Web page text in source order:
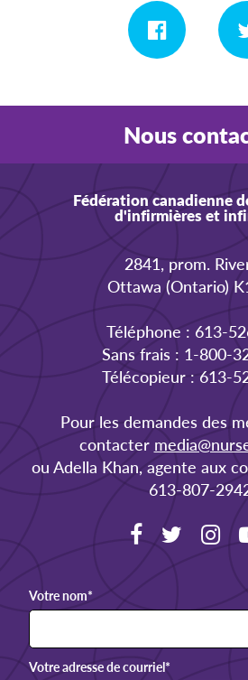
Nous
Fédération canadienne
d'infirmières et
2841, prom.
Ottawa (Ontario)
Téléphone : 613-
Sans frais : 1-800-
Télécopieur : 613-
Pour les demandes des
contacter
ou Adella Khan, agente aux
613-807-
Votre nom*
Votre adresse de courriel*